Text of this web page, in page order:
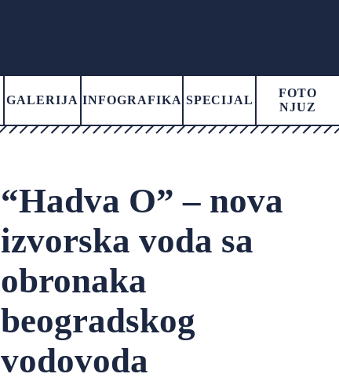
GALERIJA INFOGRAFIKA SPECIJAL
FOTO
NJUZ
“Hadva O” – nova
izvorska voda sa
obronaka
beogradskog
vodovoda